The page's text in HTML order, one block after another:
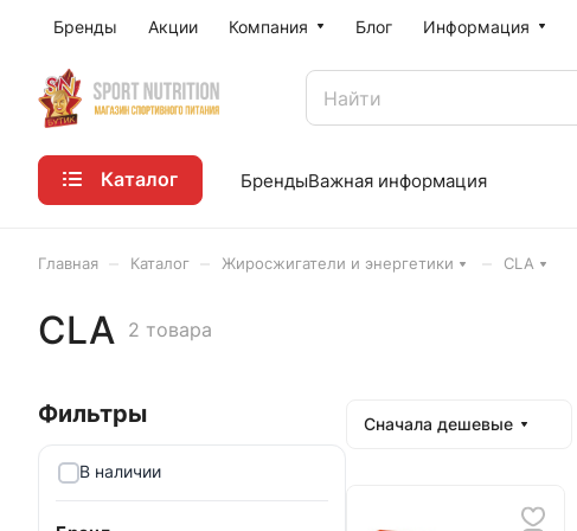
Бренды Акции Компания Блог Информация
Каталог БрендыВажная информация
Главная Каталог Жиросжигатели и энергетики CLA
CLA 2 товара
В наличии
Сначала дешевые